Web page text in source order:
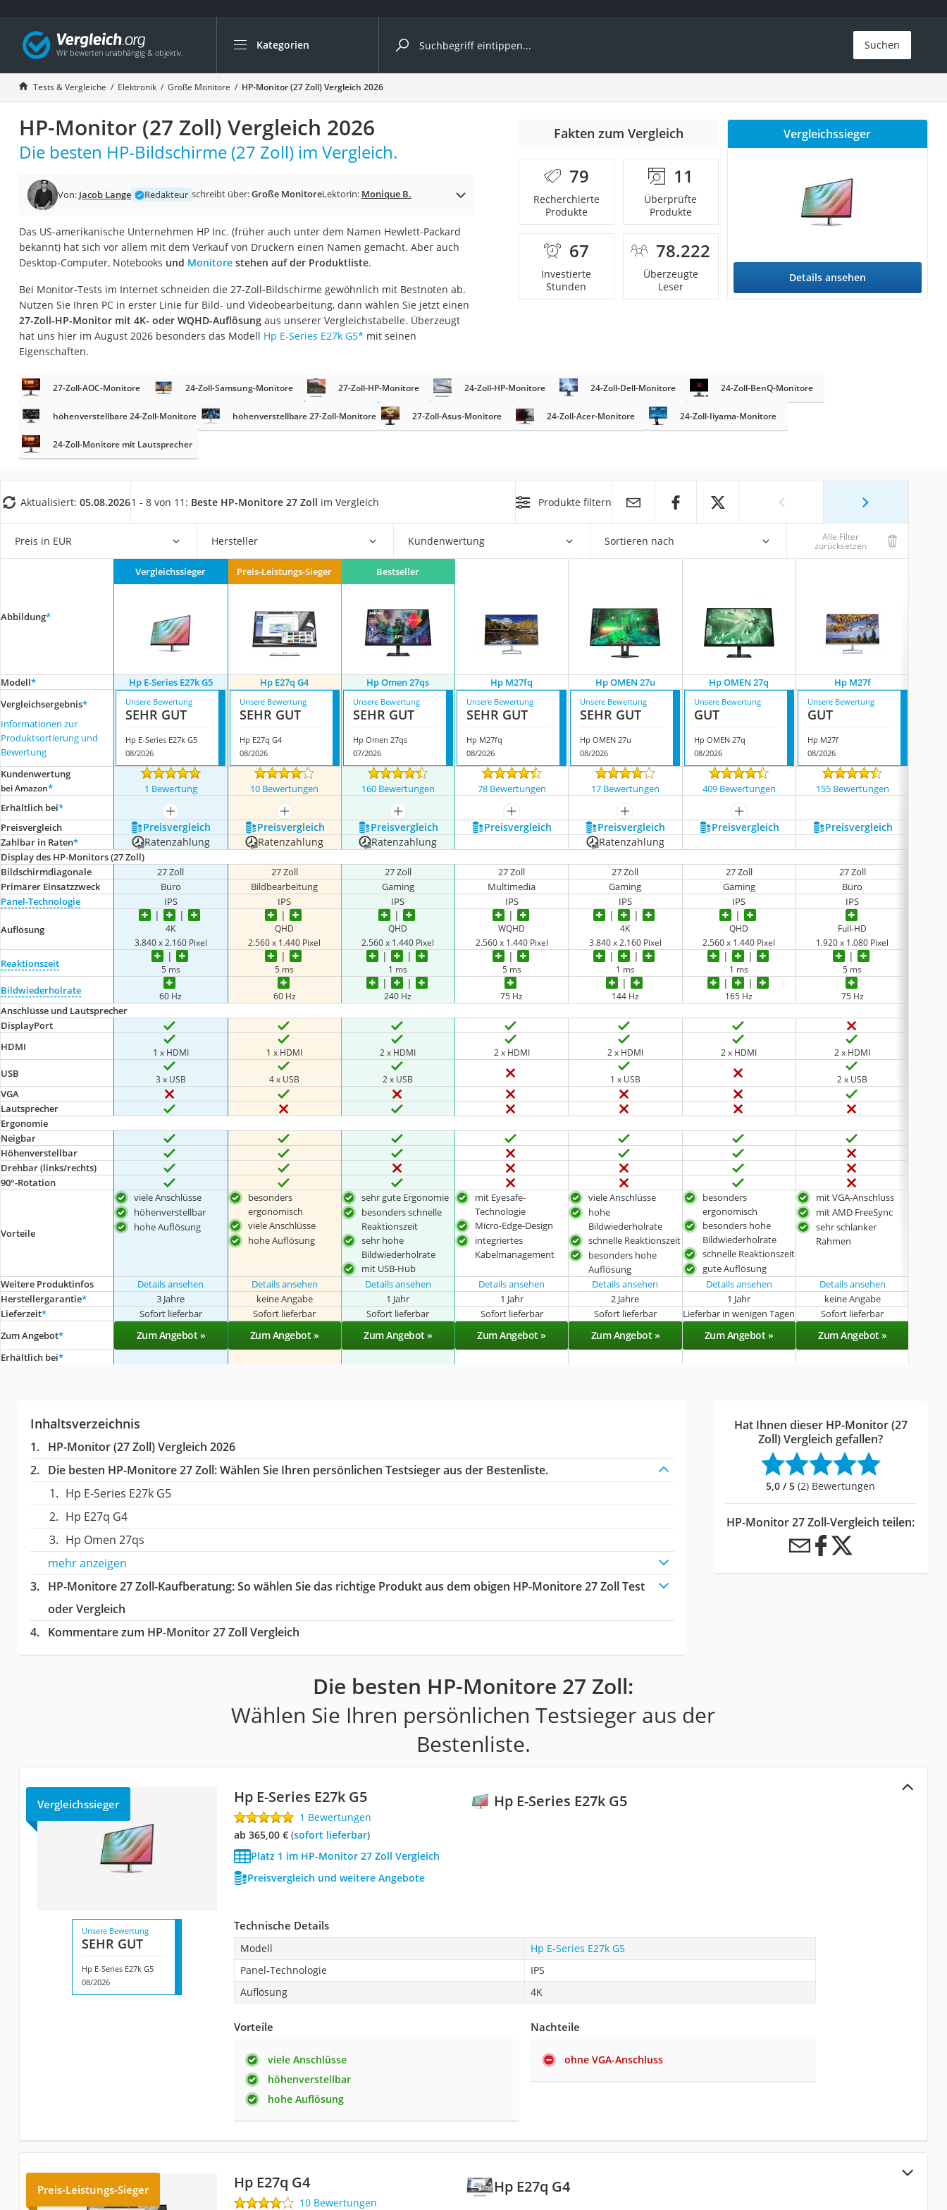
Kategorien
Die beliebtesten Vergleiche nach Kategorie
Elektronik
Powerstation
Monitor 32 Zoll 4K
Fernseher
Desktop-PC
Diascanner
Laser-Multifunktionsdrucker
Powerstation mit Solarpanel
Gaming-PC
Satellitenschüssel
Gaming-Headset
Lichtwecker
Suchen
Tests & Vergleiche Elektronik Große Monitore HP-Monitor (27 Zoll) Vergleich 2026
HP-Monitor (27 Zoll) Vergleich 2026
Die besten HP-Bildschirme (27 Zoll) im Vergleich.
Von: Jacob Lange Redakteur schreibt über:Große MonitoreLektorin: Monique B.
Das US-amerikanische Unternehmen HP Inc. (früher auch unter dem Namen Hewlett-Packard
bekannt) hat sich vor allem mit dem Verkauf von Druckern einen Namen gemacht. Aber auch
Desktop-Computer, Notebooks und Monitorestehen auf der Produktliste.
Bei Monitor-Tests im Internet schneiden die 27-Zoll-Bildschirme gewöhnlich mit Bestnoten ab.
Nutzen Sie Ihren PC in erster Linie für Bild- und Videobearbeitung, dann wählen Sie jetzt einen
27-Zoll-HP-Monitor mit 4K- oder WQHD-Auflösungaus unserer Vergleichstabelle. Überzeugt
hat uns hier im August 2026 besonders das Modell Hp E-Series E27k G5* mit seinen
Eigenschaften.
Fakten zum Vergleich
79
Recherchierte
Produkte
11
Überprüfte
Produkte
67
Investierte
Stunden
78.222
Überzeugte
Leser
Vergleichssieger
Details ansehen
27-Zoll-AOC-Monitore 24-Zoll-Samsung-Monitore 27-Zoll-HP-Monitore 24-Zoll-HP-Monitore 24-Zoll-Dell-Monitore 24-Zoll-BenQ-Monitore
höhenverstellbare 24-Zoll-Monitore höhenverstellbare 27-Zoll-Monitore 27-Zoll-Asus-Monitore 24-Zoll-Acer-Monitore 24-Zoll-Iiyama-Monitore
24-Zoll-Monitore mit Lautsprecher
Aktualisiert: 05.08.20261 - 8 von 11: Beste HP-Monitore 27 Zoll im Vergleich Produkte filtern
Preis in EUR Hersteller Kundenwertung Sortieren nach Alle Filter
zurücksetzen
Abbildung*
Vergleichssieger Preis-Leistungs-Sieger Bestseller
Modell* Hp E-Series E27k G5 Hp E27q G4 Hp Omen 27qs Hp M27fq Hp OMEN 27u Hp OMEN 27q Hp M27f
Vergleichsergebnis*
Informationen zur
Produktsortierung und
Bewertung
Unsere Bewertung
SEHR GUT
Hp E-Series E27k G5
08/2026
Unsere Bewertung
SEHR GUT
Hp E27q G4
08/2026
Unsere Bewertung
SEHR GUT
Hp Omen 27qs
07/2026
Unsere Bewertung
SEHR GUT
Hp M27fq
08/2026
Unsere Bewertung
SEHR GUT
Hp OMEN 27u
08/2026
Unsere Bewertung
GUT
Hp OMEN 27q
08/2026
Unsere Bewertung
GUT
Hp M27f
08/2026
Kundenwertung
bei Amazon* 1 Bewertung 10 Bewertungen 160 Bewertungen 78 Bewertungen 17 Bewertungen 409 Bewertungen 155 Bewertungen
Erhältlich bei*
mehr anzeigen mehr anzeigen mehr anzeigen mehr anzeigen mehr anzeigen
mehr anzeigen
Preis­vergleich
Preis­vergleich Preis­vergleich Preis­vergleich Preis­vergleich Preis­vergleich Preis­vergleich Preis­vergleich
Zahlbar in Raten* Ratenzahlung Ratenzahlung Ratenzahlung Ratenzahlung
Display des HP-Monitors (27 Zoll)
Bildschirmdiagonale
27 Zoll 27 Zoll 27 Zoll 27 Zoll 27 Zoll 27 Zoll
27 Zoll
Primärer Einsatzzweck
Büro Bildbearbeitung Gaming Multimedia Gaming Gaming
Büro
Panel-Technologie
IPS IPS IPS IPS IPS IPS IPS
Auflösung
4K
3.840 x 2.160 Pixel
QHD
2.560 x 1.440 Pixel
QHD
2.560 x 1.440 Pixel
WQHD
2.560 x 1.440 Pixel
4K
3.840 x 2.160 Pixel
QHD
2.560 x 1.440 Pixel
Full-HD
1.920 x 1.080 Pixel
Reaktionszeit 5 ms 5 ms 1 ms 5 ms 1 ms 1 ms 5 ms
Bildwiederholrate 60 Hz 60 Hz 240 Hz 75 Hz 144 Hz 165 Hz 75 Hz
Anschlüsse und Lautsprecher
DisplayPort
HDMI
1 x HDMI 1 x HDMI 2 x HDMI 2 x HDMI 2 x HDMI 2 x HDMI 2 x HDMI
USB 3 x USB 4 x USB 2 x USB 1 x USB 2 x USB
VGA
Lautsprecher
Ergonomie
Neigbar
Höhenverstellbar
Drehbar (links/rechts)
90°-Rotation
Vorteile
viele Anschlüsse
höhenverstellbar
hohe Auflösung
besonders
ergonomisch
viele Anschlüsse
hohe Auflösung
sehr gute Ergonomie
besonders schnelle
Reaktionszeit
sehr hohe
Bildwiederholrate
mit USB-Hub
mit Eyesafe-
Technologie
Micro-Edge-Design
integriertes
Kabelmanagement
viele Anschlüsse
hohe
Bildwiederholrate
schnelle Reaktionszeit
besonders hohe
Auflösung
besonders
ergonomisch
besonders hohe
Bildwiederholrate
schnelle Reaktionszeit
gute Auflösung
mit VGA-Anschluss
mit AMD FreeSync
sehr schlanker
Rahmen
Weitere Produktinfos Details ansehen Details ansehen Details ansehen Details ansehen Details ansehen Details ansehen
Details ansehen
Herstellergarantie* 3 Jahre keine Angabe 1 Jahr 1 Jahr 2 Jahre 1 Jahr
keine Angabe
Lieferzeit* Sofort lieferbar Sofort lieferbar Sofort lieferbar Sofort lieferbar Sofort lieferbar Lieferbar in wenigen Tagen Sofort lieferbar
Zum Angebot* Zum Angebot » Zum Angebot » Zum Angebot » Zum Angebot » Zum Angebot » Zum Angebot » Zum Angebot »
Erhältlich bei*
Inhaltsverzeichnis
HP-Monitor (27 Zoll) Vergleich 2026
Die besten HP-Monitore 27 Zoll:Wählen Sie Ihren persönlichen Testsieger aus der Bestenliste.
Hp E-Series E27k G5
Hp E27q G4
Hp Omen 27qs
mehr anzeigen
HP-Monitore 27 Zoll-Kaufberatung: So wählen Sie das richtige Produkt aus dem obigen HP-Monitore 27 Zoll Test
oder Vergleich
Kommentare zum HP-Monitor 27 Zoll Vergleich
Hat Ihnen dieser HP-Monitor (27
Zoll) Vergleich gefallen?
5,0 / 5 (2) Bewertungen
HP-Monitor 27 Zoll-Vergleich teilen:
Die besten HP-Monitore 27 Zoll:
Wählen Sie Ihren persönlichen Testsieger aus der
Bestenliste.
Hp E-Series E27k G5
Vergleichssieger Hp E-Series E27k G5
1 Bewertungen
ab 365,00 €( Sofort lieferbar)
Platz 1 im HP-Monitor 27 Zoll Vergleich
Preisvergleich und weitere Angebote
Unsere Bewertung
SEHR GUT
Hp E-Series E27k G5
08/2026
Technische Details
Modell
Hp E-Series E27k G5
Panel-Technologie
IPS
Auflösung
4K
Vorteile
viele Anschlüsse
höhenverstellbar
hohe Auflösung
Nachteile
ohne VGA-Anschluss
Hp E27q G4
Preis-Leistungs-Sieger Hp E27q G4
10 Bewertungen